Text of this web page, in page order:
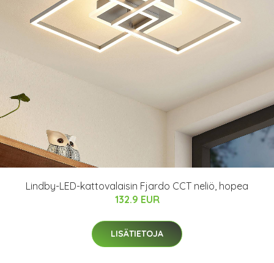
Lindby-LED-kattovalaisin Fjardo CCT neliö, hopea
132.9 EUR
LISÄTIETOJA